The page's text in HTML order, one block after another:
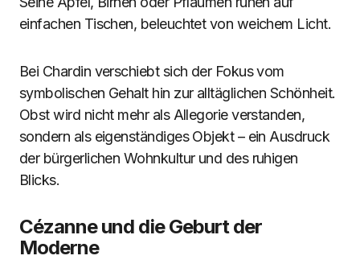
einfachen Tischen, beleuchtet von weichem Licht.
Bei Chardin verschiebt sich der Fokus vom
symbolischen Gehalt hin zur alltäglichen Schönheit.
Obst wird nicht mehr als Allegorie verstanden,
sondern als eigenständiges Objekt – ein Ausdruck
der bürgerlichen Wohnkultur und des ruhigen
Blicks.
Cézanne und die Geburt der
Moderne